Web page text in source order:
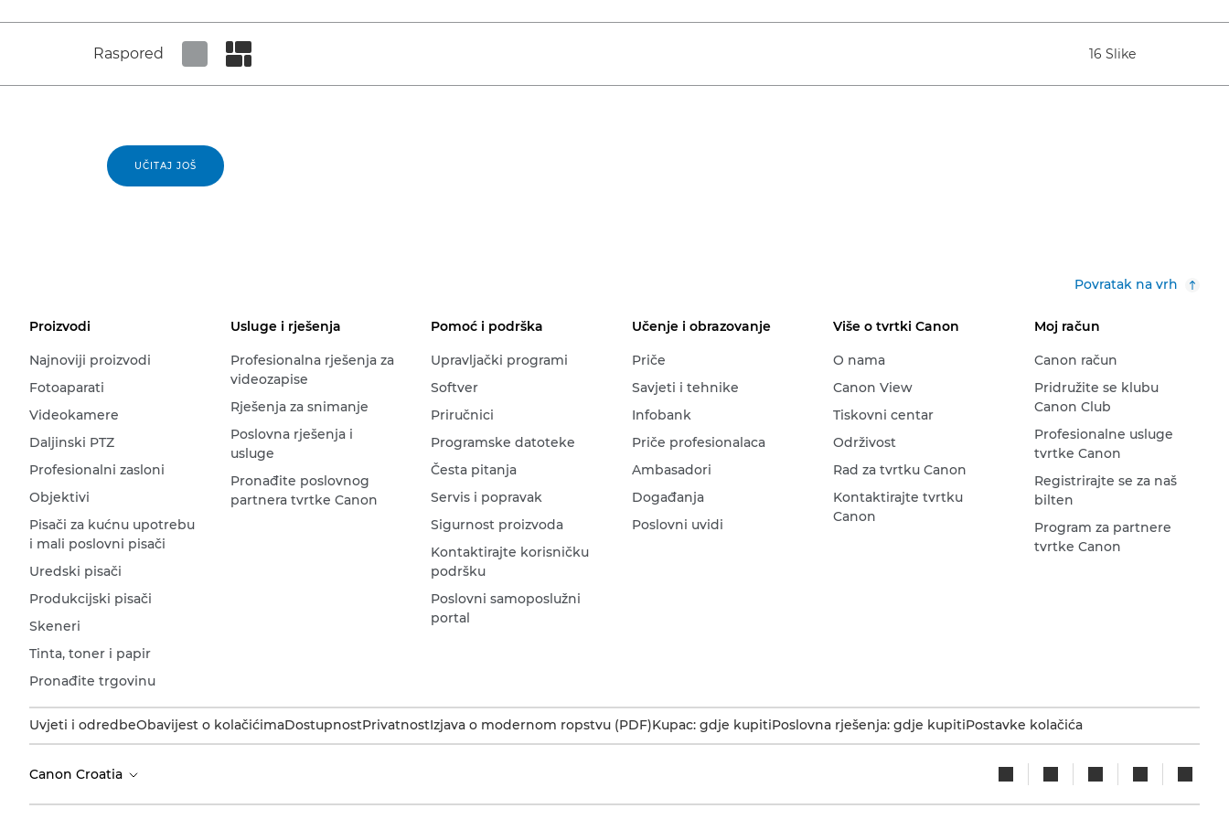
Raspored 16 Slike
UČITAJ JOŠ
Povratak na vrh
Proizvodi
Najnoviji proizvodi
Fotoaparati
Videokamere
Daljinski PTZ
Profesionalni zasloni
Objektivi
Pisači za kućnu upotrebu
i mali poslovni pisači
Uredski pisači
Produkcijski pisači
Skeneri
Tinta, toner i papir
Pronađite trgovinu
Usluge i rješenja
Profesionalna rješenja za
videozapise
Rješenja za snimanje
Poslovna rješenja i
usluge
Pronađite poslovnog
partnera tvrtke Canon
Pomoć i podrška
Upravljački programi
Softver
Priručnici
Programske datoteke
Česta pitanja
Servis i popravak
Sigurnost proizvoda
Kontaktirajte korisničku
podršku
Poslovni samoposlužni
portal
Učenje i obrazovanje
Priče
Savjeti i tehnike
Infobank
Priče profesionalaca
Ambasadori
Događanja
Poslovni uvidi
Više o tvrtki Canon
O nama
Canon View
Tiskovni centar
Održivost
Rad za tvrtku Canon
Kontaktirajte tvrtku
Canon
Moj račun
Canon račun
Pridružite se klubu
Canon Club
Profesionalne usluge
tvrtke Canon
Registrirajte se za naš
bilten
Program za partnere
tvrtke Canon
Uvjeti i odredbeObavijest o kolačićimaDostupnostPrivatnostIzjava o modernom ropstvu (PDF)Kupac: gdje kupitiPoslovna rješenja: gdje kupitiPostavke kolačića
Canon Croatia